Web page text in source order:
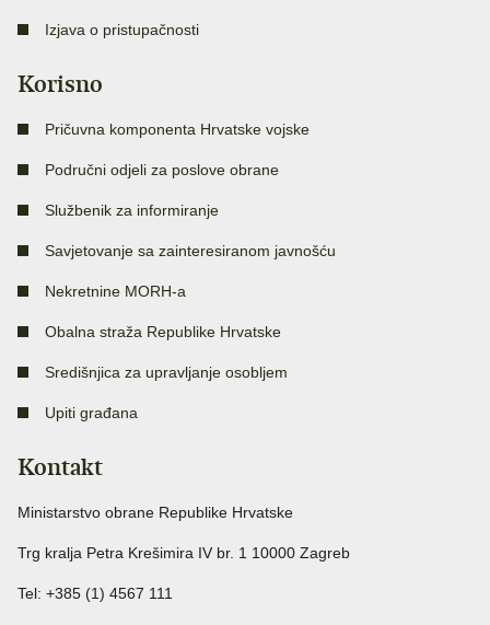
Izjava o pristupačnosti
Korisno
Pričuvna komponenta Hrvatske vojske
Područni odjeli za poslove obrane
Službenik za informiranje
Savjetovanje sa zainteresiranom javnošću
Nekretnine MORH-a
Obalna straža Republike Hrvatske
Središnjica za upravljanje osobljem
Upiti građana
Kontakt
Ministarstvo obrane Republike Hrvatske
Trg kralja Petra Krešimira IV br. 1 10000 Zagreb
Tel: +385 (1) 4567 111